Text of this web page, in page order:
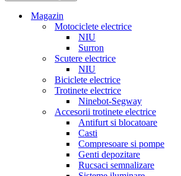
Magazin
Motociclete electrice
NIU
Surron
Scutere electrice
NIU
Biciclete electrice
Trotinete electrice
Ninebot-Segway
Accesorii trotinete electrice
Antifurt si blocatoare
Casti
Compresoare si pompe
Genti depozitare
Rucsaci semnalizare